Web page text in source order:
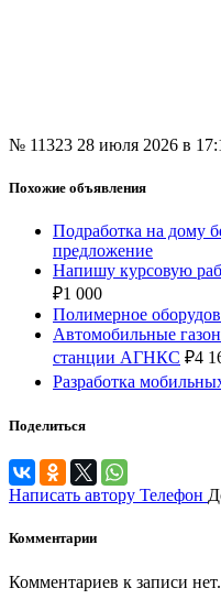
№ 11323 28 июля 2026 в
Похожие объявления
Подработка на дому
предложение
Напишу курсовую
₽1 000
Полимерное
Автомобильные
станции АГНКС ₽4
Разработка
Поделиться
Написать автору Телефон
Комментарии
Комментариев к записи